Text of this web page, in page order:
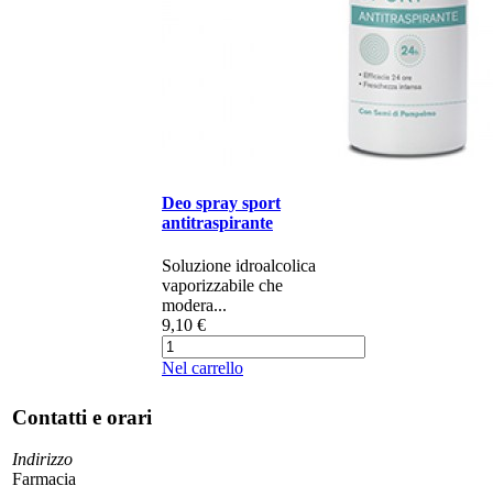
Deo spray sport
antitraspirante
Soluzione idroalcolica
vaporizzabile che
modera...
9,10 €
Nel carrello
Contatti e orari
Indirizzo
Farmacia